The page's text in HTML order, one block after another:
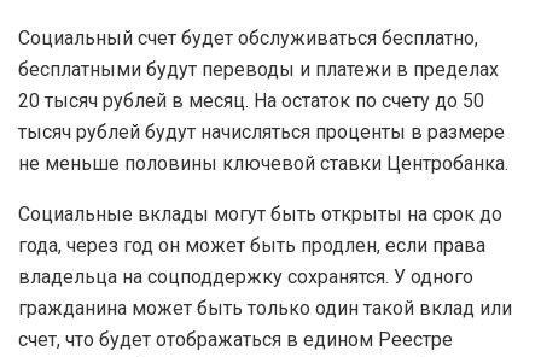
Социальный счет будет обслуживаться бесплатно,
бесплатными будут переводы и платежи в пределах
20 тысяч рублей в месяц. На остаток по счету до 50
тысяч рублей будут начисляться проценты в размере
не меньше половины ключевой ставки Центробанка.
Социальные вклады могут быть открыты на срок до
года, через год он может быть продлен, если права
владельца на соцподдержку сохранятся. У одного
гражданина может быть только один такой вклад или
счет, что будет отображаться в едином Реестре